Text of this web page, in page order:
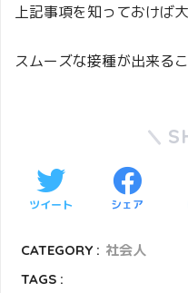
上記事項を知っておけば
スムーズな接種が出来る
ツイート シェア
CATEGORY : 社会人
TAGS :